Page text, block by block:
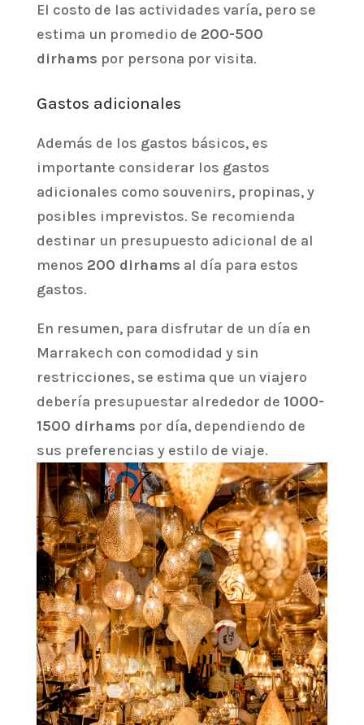
El costo de las actividades varía, pero se
estima un promedio de 200-500
dirhams por persona por visita.
Gastos adicionales
Además de los gastos básicos, es
importante considerar los gastos
adicionales como souvenirs, propinas, y
posibles imprevistos. Se recomienda
destinar un presupuesto adicional de al
menos 200 dirhams al día para estos
gastos.
En resumen, para disfrutar de un día en
Marrakech con comodidad y sin
restricciones, se estima que un viajero
debería presupuestar alrededor de 1000-
1500 dirhams por día, dependiendo de
sus preferencias y estilo de viaje.